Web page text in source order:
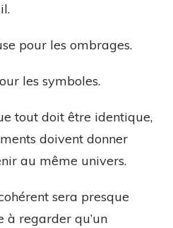
pour les ombrages.
les symboles.
tout doit être identique,
doivent donner
au même univers.
sera presque
à regarder qu’un